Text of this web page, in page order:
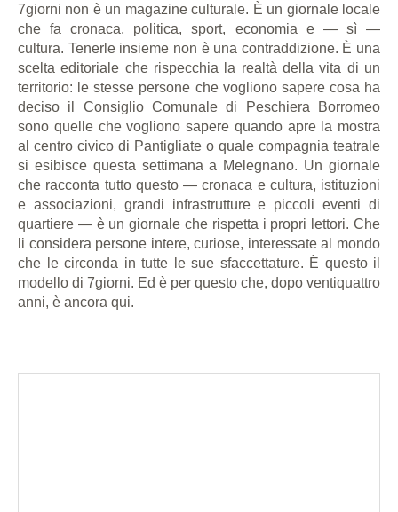
7giorni non è un magazine culturale. È un giornale locale
che fa cronaca, politica, sport, economia e — sì —
cultura. Tenerle insieme non è una contraddizione. È una
scelta editoriale che rispecchia la realtà della vita di un
territorio: le stesse persone che vogliono sapere cosa ha
deciso il Consiglio Comunale di Peschiera Borromeo
sono quelle che vogliono sapere quando apre la mostra
al centro civico di Pantigliate o quale compagnia teatrale
si esibisce questa settimana a Melegnano. Un giornale
che racconta tutto questo — cronaca e cultura, istituzioni
e associazioni, grandi infrastrutture e piccoli eventi di
quartiere — è un giornale che rispetta i propri lettori. Che
li considera persone intere, curiose, interessate al mondo
che le circonda in tutte le sue sfaccettature. È questo il
modello di 7giorni. Ed è per questo che, dopo ventiquattro
anni, è ancora qui.